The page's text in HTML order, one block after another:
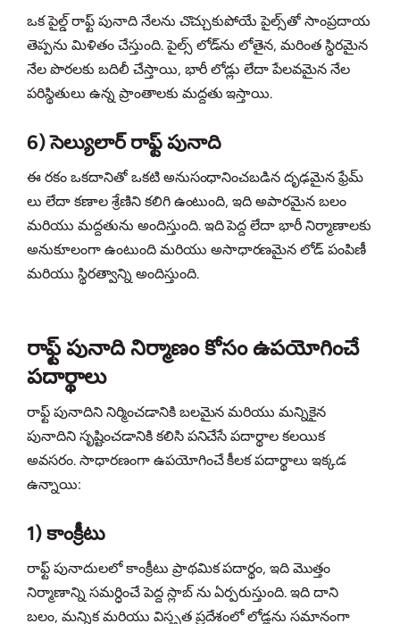
ఒక పైల్డ్ రాఫ్ట్ పునాది నేలను చొచ్చుకుపోయే పైల్స్‌తో సాంప్రదాయ
తెప్పను మిళితం చేస్తుంది. పైల్స్ లోడ్‌ను లోతైన, మరింత స్థిరమైన
నేల పొరలకు బదిలీ చేస్తాయి, భారీ లోడ్లు లేదా పేలవమైన నేల
పరిస్థితులు ఉన్న ప్రాంతాలకు మద్దతు ఇస్తాయి.
6) సెల్యులార్ రాఫ్ట్ పునాది
ఈ రకం ఒకదానితో ఒకటి అనుసంధానించబడిన దృఢమైన ఫ్రేమ్‌
లు లేదా కణాల శ్రేణిని కలిగి ఉంటుంది, ఇది అపారమైన బలం
మరియు మద్దతును అందిస్తుంది. ఇది పెద్ద లేదా భారీ నిర్మాణాలకు
అనుకూలంగా ఉంటుంది మరియు అసాధారణమైన లోడ్ పంపిణీ
మరియు స్థిరత్వాన్ని అందిస్తుంది.
రాఫ్ట్ పునాది నిర్మాణం కోసం ఉపయోగించే
పదార్థాలు
రాఫ్ట్ పునాదిని నిర్మించడానికి బలమైన మరియు మన్నికైన
పునాదిని సృష్టించడానికి కలిసి పనిచేసే పదార్థాల కలయిక
అవసరం. సాధారణంగా ఉపయోగించే కీలక పదార్థాలు ఇక్కడ
ఉన్నాయి:
1) కాంక్రీటు
రాఫ్ట్ పునాదులలో కాంక్రీటు ప్రాథమిక పదార్థం, ఇది మొత్తం
నిర్మాణాన్ని సమర్ధించే పెద్ద స్లాబ్‌ ను ఏర్పరుస్తుంది. ఇది దాని
బలం, మన్నిక మరియు విస్తృత ప్రదేశంలో లోడ్లను సమానంగా